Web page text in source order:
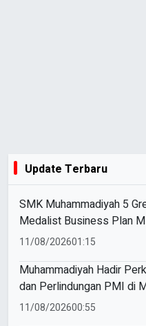
Update Terbaru
SMK Muhammadiyah 5
Medalist Business Plan
11/08/202601:15
Muhammadiyah Hadir
dan Perlindungan PMI di
11/08/202600:55